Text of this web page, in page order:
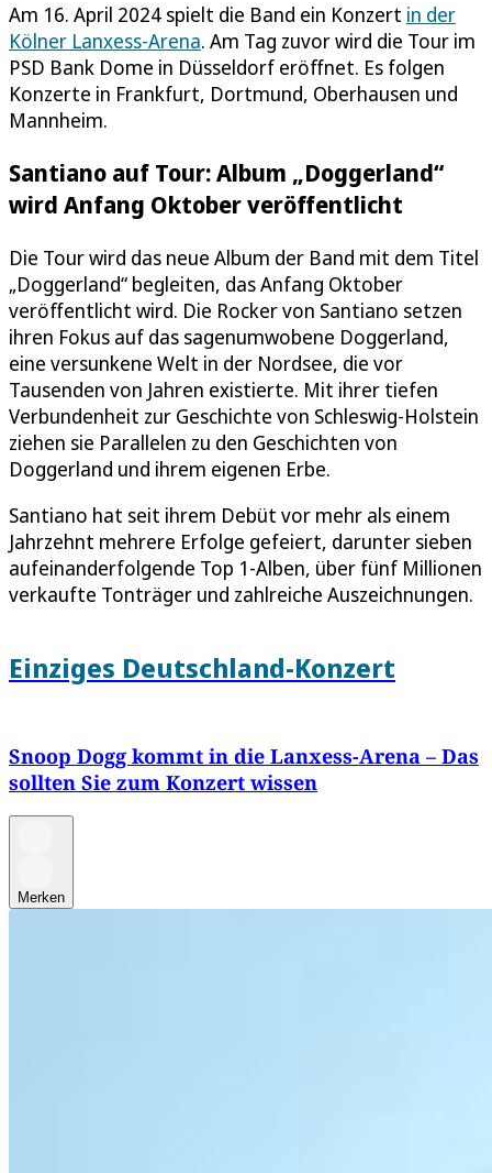
Am 16. April 2024 spielt die Band ein Konzert in der
Kölner Lanxess-Arena. Am Tag zuvor wird die Tour im
PSD Bank Dome in Düsseldorf eröffnet. Es folgen
Konzerte in Frankfurt, Dortmund, Oberhausen und
Mannheim.
Santiano auf Tour: Album „Doggerland“
wird Anfang Oktober veröffentlicht
Die Tour wird das neue Album der Band mit dem Titel
„Doggerland“ begleiten, das Anfang Oktober
veröffentlicht wird. Die Rocker von Santiano setzen
ihren Fokus auf das sagenumwobene Doggerland,
eine versunkene Welt in der Nordsee, die vor
Tausenden von Jahren existierte. Mit ihrer tiefen
Verbundenheit zur Geschichte von Schleswig-Holstein
ziehen sie Parallelen zu den Geschichten von
Doggerland und ihrem eigenen Erbe.
Santiano hat seit ihrem Debüt vor mehr als einem
Jahrzehnt mehrere Erfolge gefeiert, darunter sieben
aufeinanderfolgende Top 1-Alben, über fünf Millionen
verkaufte Tonträger und zahlreiche Auszeichnungen.
Einziges Deutschland-Konzert
Snoop Dogg kommt in die Lanxess-Arena – Das
sollten Sie zum Konzert wissen
Merken